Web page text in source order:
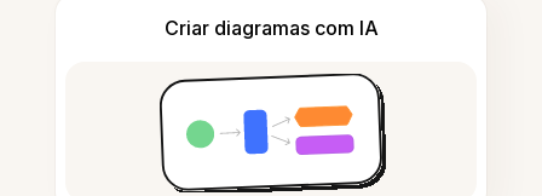
Criar diagramas com IA